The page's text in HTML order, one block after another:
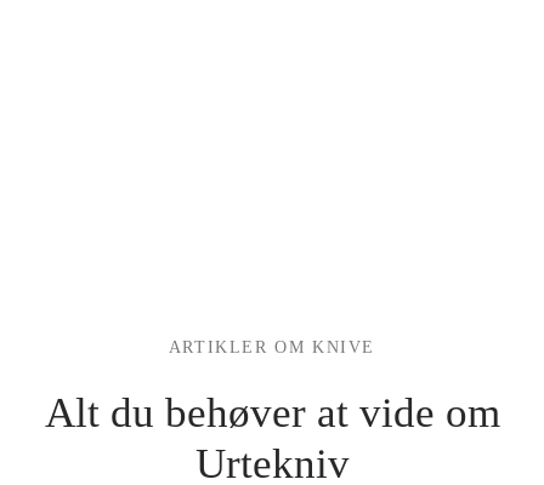
ARTIKLER OM KNIVE
Alt du behøver at vide om
Urtekniv